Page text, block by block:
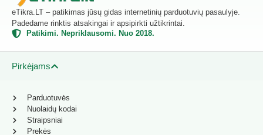
eTikra.LT – patikimas jūsų gidas internetinių parduotuvių pasaulyje.
Padedame rinktis atsakingai ir apsipirkti užtikrintai.
Patikimi. Nepriklausomi. Nuo 2018.
Pirkėjams
Parduotuvės
Nuolaidų kodai
Straipsniai
Prekės